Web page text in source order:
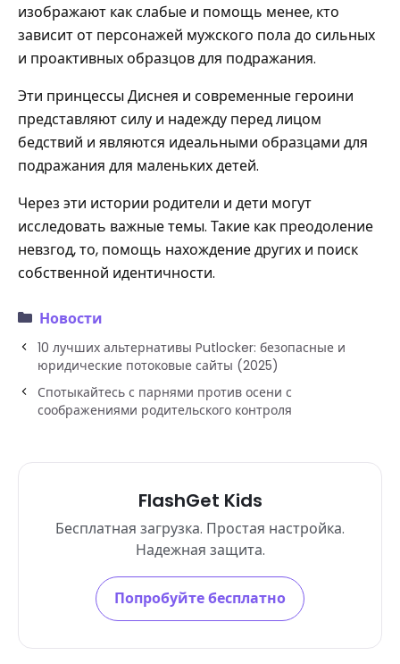
изображают как слабые и помощь менее, кто
зависит от персонажей мужского пола до сильных
и проактивных образцов для подражания.
Эти принцессы Диснея и современные героини
представляют силу и надежду перед лицом
бедствий и являются идеальными образцами для
подражания для маленьких детей.
Через эти истории родители и дети могут
исследовать важные темы. Такие как преодоление
невзгод, то, помощь нахождение других и поиск
собственной идентичности.
Новости
10 лучших альтернативы Putlocker: безопасные и
юридические потоковые сайты (2025)
Спотыкайтесь с парнями против осени с
соображениями родительского контроля
FlashGet Kids
Бесплатная загрузка. Простая настройка.
Надежная защита.
Попробуйте бесплатно